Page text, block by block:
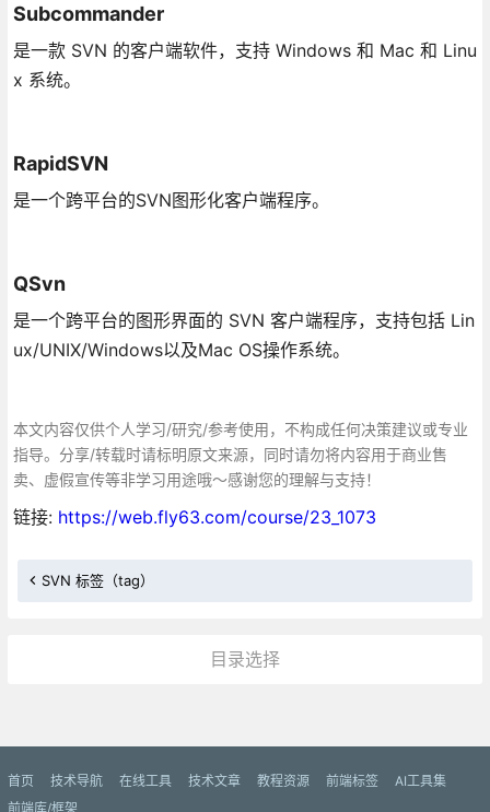
Subcommander
是一款 SVN 的客户端软件，支持 Windows 和 Mac 和 Linu
x 系统。
RapidSVN
是一个跨平台的SVN图形化客户端程序。
QSvn
是一个跨平台的图形界面的 SVN 客户端程序，支持包括 Lin
ux/UNIX/Windows以及Mac OS操作系统。
本文内容仅供个人学习/研究/参考使用，不构成任何决策建议或专业
指导。分享/转载时请标明原文来源，同时请勿将内容用于商业售
卖、虚假宣传等非学习用途哦～感谢您的理解与支持！
链接: https://web.fly63.com/course/23_1073
SVN 标签（tag）
目录选择
首页 技术导航 在线工具 技术文章 教程资源 前端标签
AI工具集
前端库/框架